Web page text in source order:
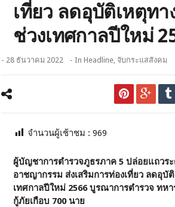
เที่ยว ลดอุบัติเหตุท
ช่วงเทศกาลปีใหม่
- 28 ธันวาคม 2022 - InHeadline, จับกระแสสังคม
จำนวนผู้เช้าชม :969
ผู้บัญชาการตำรวจภูธรภาค 5 ปล่อยแถวร
อาชญากรรม ส่งเสริมการท่องเที่ยว ลดอุบั
เทศกาลปีใหม่ 2566บูรณาการตำรวจ ทห
กู้ภัยเกือบ 700 นาย